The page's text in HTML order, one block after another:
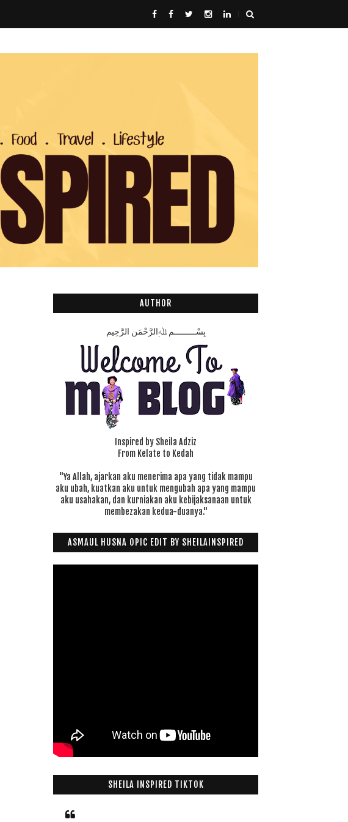
AUTHOR
بِسْـــــــــمِ ﷲِالرَّحْمَنِ الرَّحِيم
Inspired by Sheila Adziz
From Kelate to Kedah
"Ya Allah, ajarkan aku menerima apa yang tidak mampu
aku ubah, kuatkan aku untuk mengubah apa yang mampu
aku usahakan, dan kurniakan aku kebijaksanaan untuk
membezakan kedua-duanya."
ASMAUL HUSNA OPIC EDIT BY SHEILAINSPIRED
SHEILA INSPIRED TIKTOK